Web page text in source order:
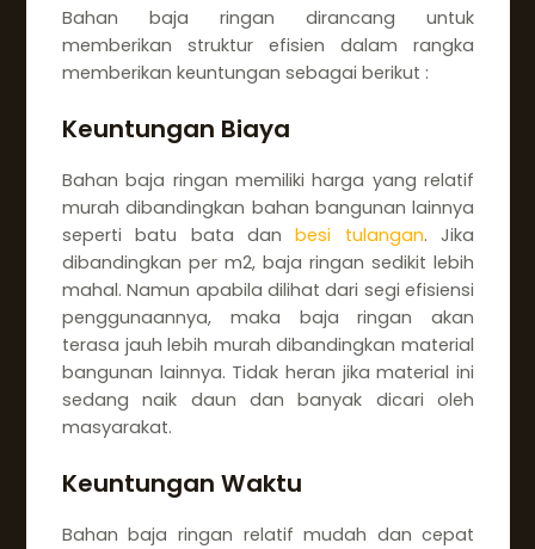
Bahan baja ringan dirancang untuk
memberikan struktur efisien dalam rangka
memberikan keuntungan sebagai berikut :
Keuntungan Biaya
Bahan baja ringan memiliki harga yang relatif
murah dibandingkan bahan bangunan lainnya
seperti batu bata danbesi tulangan. Jika
dibandingkan per m2, baja ringan sedikit lebih
mahal. Namun apabila dilihat dari segi efisiensi
penggunaannya, maka baja ringan akan
terasa jauh lebih murah dibandingkan material
bangunan lainnya. Tidak heran jika material ini
sedang naik daun dan banyak dicari oleh
masyarakat.
Keuntungan Waktu
Bahan baja ringan relatif mudah dan cepat